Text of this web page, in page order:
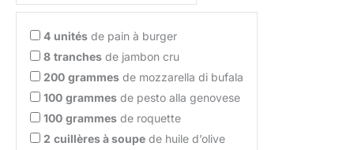
4 unités de pain à burger
8 tranches de jambon cru
200 grammes de mozzarella di bufala
100 grammes de pesto alla genovese
100 grammes de roquette
2 cuillères à soupe de huile d’olive